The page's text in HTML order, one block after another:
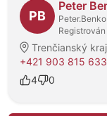
PB
Peter
Peter.Benko
Trenčianský kraj
+421 903 815 633
4
0